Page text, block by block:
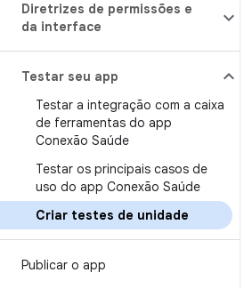
Diretrizes de permissões e
da interface
Testar seu app
Testar a integração com a caixa
de ferramentas do app
Conexão Saúde
Testar os principais casos de
uso do app Conexão Saúde
Criar testes de unidade
Publicar o app